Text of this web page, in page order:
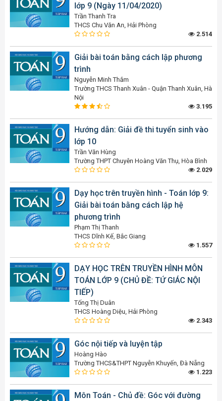
lớp 9 (Ngày 11/04/2020)
Trần Thanh Tra
THCS Chu Văn An, Hải Phòng
2.514
Giải bài toán bằng cách lập phương
trình
Nguyễn Minh Thắm
Trường THCS Thanh Xuân - Quận Thanh Xuân, Hà
Nội
3.195
Hướng dẫn: Giải đề thi tuyển sinh vào
lớp 10
Trần Văn Hùng
Trường THPT Chuyên Hoàng Văn Thụ, Hòa Bình
2.029
Dạy học trên truyền hình - Toán lớp 9:
Giải bài toán bằng cách lập hệ
phương trình
Phạm Thị Thanh
THCS Dĩnh Kế, Bắc Giang
1.557
DẠY HỌC TRÊN TRUYỀN HÌNH MÔN
TOÁN LỚP 9 (CHỦ ĐỀ: TỨ GIÁC NỘI
TIẾP)
Tống Thị Duân
THCS Hoàng Diệu, Hải Phòng
2.343
Góc nội tiếp và luyện tập
Hoàng Hào
Trường THCS&THPT Nguyễn Khuyến, Đà Nẵng
1.223
Môn Toán - Chủ đề: Góc với đường